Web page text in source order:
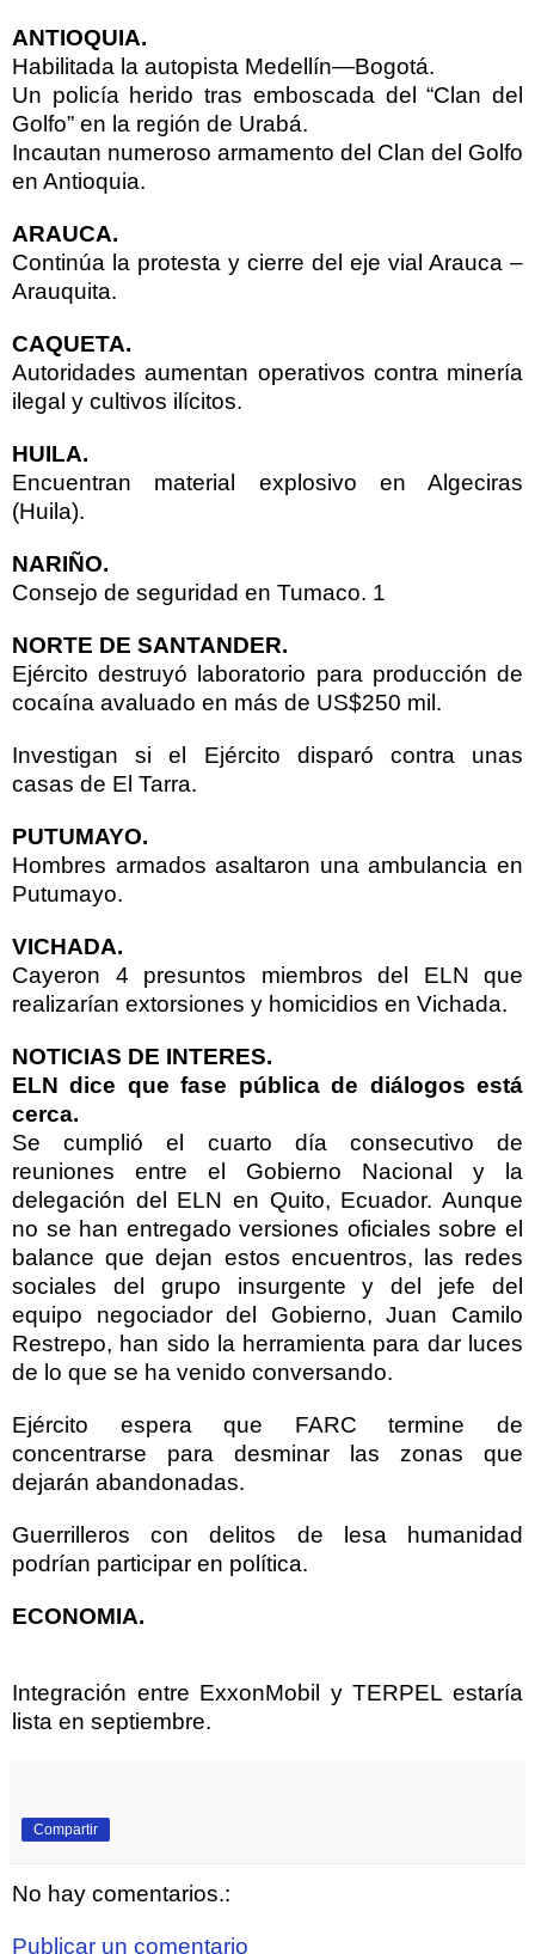
ANTIOQUIA.
Habilitada la autopista Medellín—Bogotá.
Un policía herido tras emboscada del “Clan del
Golfo” en la región de Urabá.
Incautan numeroso armamento del Clan del Golfo
en Antioquia.
ARAUCA.
Continúa la protesta y cierre del eje vial Arauca –
Arauquita.
CAQUETA.
Autoridades aumentan operativos contra minería
ilegal y cultivos ilícitos.
HUILA.
Encuentran material explosivo en Algeciras
(Huila).
NARIÑO.
Consejo de seguridad en Tumaco. 1
NORTE DE SANTANDER.
Ejército destruyó laboratorio para producción de
cocaína avaluado en más de US$250 mil.
Investigan si el Ejército disparó contra unas
casas de El Tarra.
PUTUMAYO.
Hombres armados asaltaron una ambulancia en
Putumayo.
VICHADA.
Cayeron 4 presuntos miembros del ELN que
realizarían extorsiones y homicidios en Vichada.
NOTICIAS DE INTERES.
ELN dice que fase pública de diálogos está
cerca.
Se cumplió el cuarto día consecutivo de
reuniones entre el Gobierno Nacional y la
delegación del ELN en Quito, Ecuador. Aunque
no se han entregado versiones oficiales sobre el
balance que dejan estos encuentros, las redes
sociales del grupo insurgente y del jefe del
equipo negociador del Gobierno, Juan Camilo
Restrepo, han sido la herramienta para dar luces
de lo que se ha venido conversando.
Ejército espera que FARC termine de
concentrarse para desminar las zonas que
dejarán abandonadas.
Guerrilleros con delitos de lesa humanidad
podrían participar en política.
ECONOMIA.
Integración entre ExxonMobil y TERPEL estaría
lista en septiembre.
Compartir
No hay comentarios.:
Publicar un comentario